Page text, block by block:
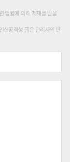
법률에 의해 제재를 받을
신공격성 글은 관리자의 판